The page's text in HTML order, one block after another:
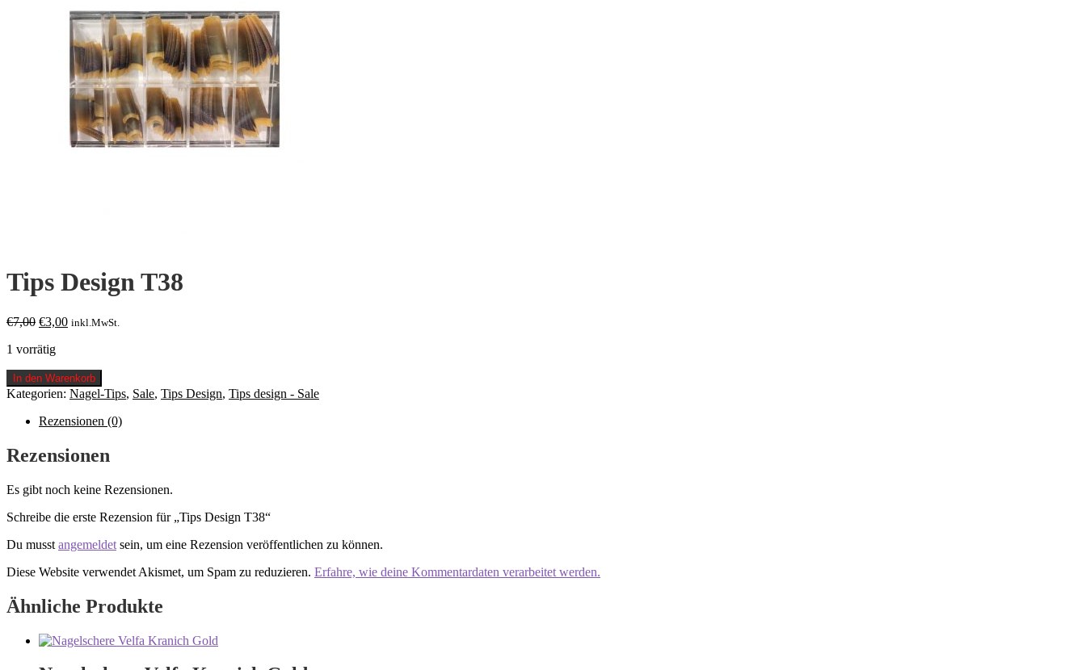
Tips Design T38
€7,00 Ursprünglicher
war:
€3,00Aktueller
inkl.MwSt.
1 vorrätig
Tips
Design
Menge
In den Warenkorb
Kategorien: Nagel-Tips, Sale, Tips Design, Tips design - Sale
Rezensionen (0)
Rezensionen
Es gibt noch keine Rezensionen.
Schreibe die erste Rezension für „Tips Design T38“
Du musst angemeldet sein, um eine Rezension veröffentlichen zu können.
Diese Website verwendet Akismet, um Spam zu reduzieren. Erfahre, wie deine Kommentardaten verarbeitet werden.
Ähnliche Produkte